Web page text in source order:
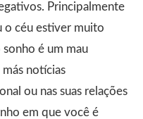
Principalmente
o céu estiver muito
é um mau
notícias
ou nas suas relações
em que você é